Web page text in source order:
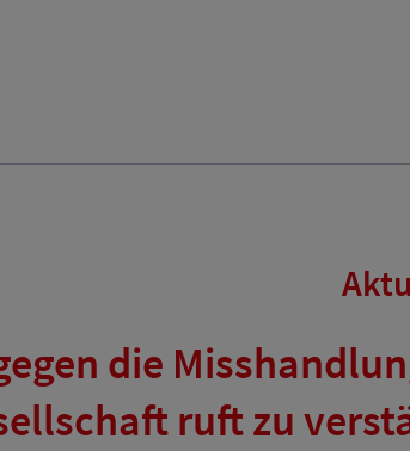
die
ruft zu